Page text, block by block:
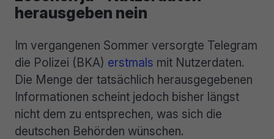
herausgeben nein
Im vergangenen Sommer versorgte Telegram
die Polizei (BKA) erstmals mit Nutzerdaten.
Die Menge der tatsächlich herausgegebenen
Informationen scheint jedoch bisher längst
nicht dem zu entsprechen, was sich die
deutschen Behörden wünschen.